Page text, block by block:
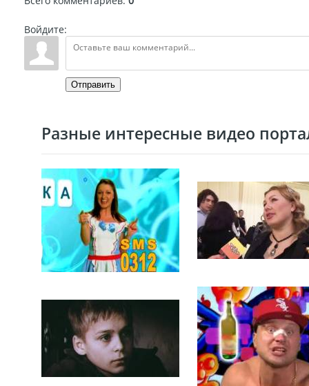
Войдите:
Отправить
Разные интересные видео